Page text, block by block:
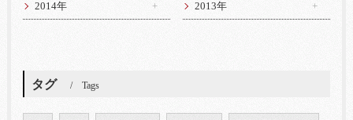
2014年 2013年
タグ Tags